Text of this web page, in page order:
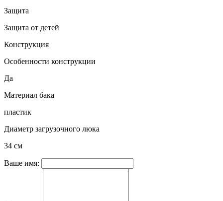
Защита
Защита от детей
Конструкция
Особенности конструкции
Да
Материал бака
пластик
Диаметр загрузочного люка
34 см
Ваше имя: